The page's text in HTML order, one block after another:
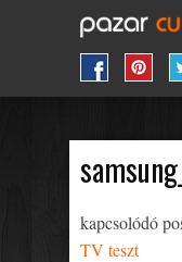
kapcsolódó
TV teszt